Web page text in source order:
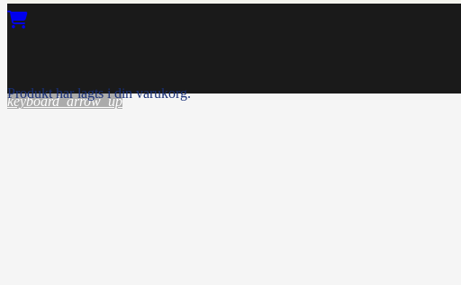
Produkthar lagts i din varukorg.
keyboard_arrow_up